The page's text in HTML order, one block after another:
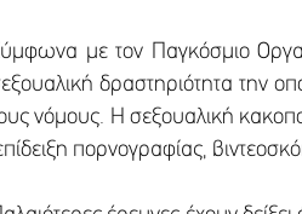
με τον Παγκόσμιο
δραστηριότητα την
νόμους. Η σεξουαλική
πορνογραφίας,